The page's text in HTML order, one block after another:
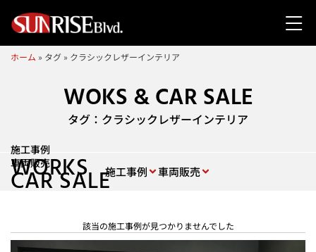
ホーム » タグ » クラシックレザーインテリア
WOKS & CAR SALE
タグ：クラシックレザーインテリア
施工事例 車両販売
施工事例
WORKS
該当の施工事例が見つかりませんでした
車両販売
CAR SALE